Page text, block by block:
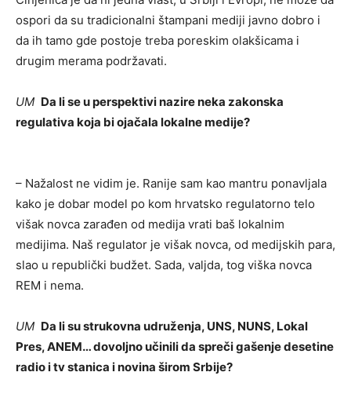
ospori da su tradicionalni štampani mediji javno dobro i
da ih tamo gde postoje treba poreskim olakšicama i
drugim merama podržavati.
UM Da li se u perspektivi nazire neka zakonska
regulativa koja bi ojačala lokalne medije?
– Nažalost ne vidim je. Ranije sam kao mantru ponavljala
kako je dobar model po kom hrvatsko regulatorno telo
višak novca zarađen od medija vrati baš lokalnim
medijima. Naš regulator je višak novca, od medijskih para,
slao u republički budžet. Sada, valjda, tog viška novca
REM i nema.
UM Da li su strukovna udruženja, UNS, NUNS, Lokal
Pres, ANEM… dovoljno učinili da spreči gašenje desetine
radio i tv stanica i novina širom Srbije?